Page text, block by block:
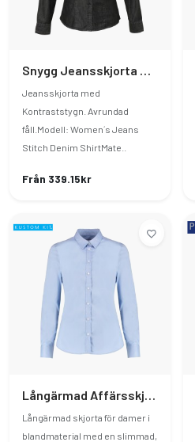
Snygg Jeansskjorta Med Kontraststygn Dam
Jeansskjorta med
Kontraststygn. Avrundad
fåll.Modell: Women´s Jeans
Stitch Denim ShirtMate..
Från 339.15kr
Långärmad Affärsskjorta Dam
Långärmad skjorta för damer i
blandmaterial med en slimmad,